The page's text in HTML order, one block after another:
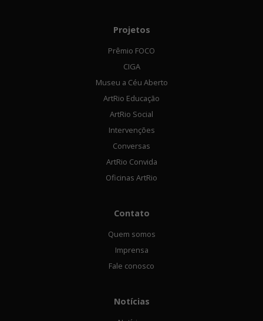
Projetos
Prêmio FOCO
CIGA
Museu a Céu Aberto
ArtRio Educação
ArtRio Social
Intervenções
Conversas
ArtRio Convida
Oficinas ArtRio
Contato
Quem somos
Imprensa
Fale conosco
Notícias